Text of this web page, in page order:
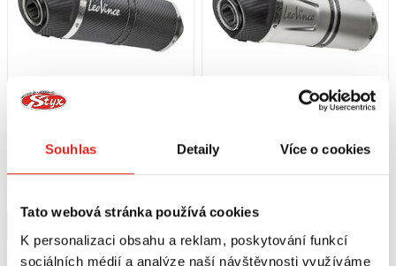
Souhlas Detaily Více o cookies
Tato webová stránka používá cookies
K personalizaci obsahu a reklam, poskytování funkcí
sociálních médií a analýze naší návštěvnosti využíváme
13 599 Kč
s DPH
KAWASAKI NINJA 125/Z 125
10 419 Kč
s DPH
LEO VINCE VÝFUK LV ONE EVO
KAWASAKI NINJA 125/Z 125 INOX